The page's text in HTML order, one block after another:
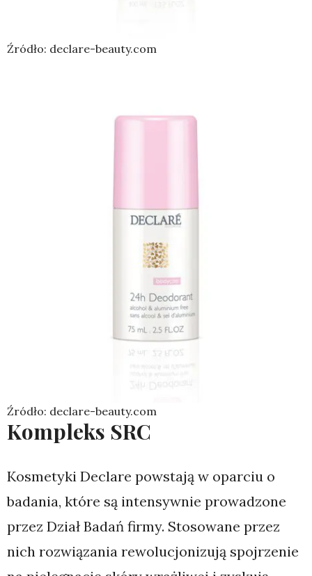
Źródło: declare-beauty.com
Źródło: declare-beauty.com
Kompleks SRC
Kosmetyki Declare powstają w oparciu o
badania, które są intensywnie prowadzone
przez Dział Badań firmy. Stosowane przez
nich rozwiązania rewolucjonizują spojrzenie